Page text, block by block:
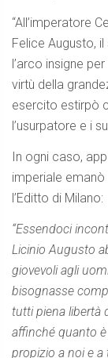
“All’imperatore
Felice Augusto,
l’arco insigne
virtù della
esercito estirpò
l’usurpatore e i
In ogni caso,
imperiale emanò
l’Editto di Milano:
“Essendoci
Licinio Augusto
giovevoli agli
bisognasse
tutti piena libertà
affinché quanto
propizio a noi e